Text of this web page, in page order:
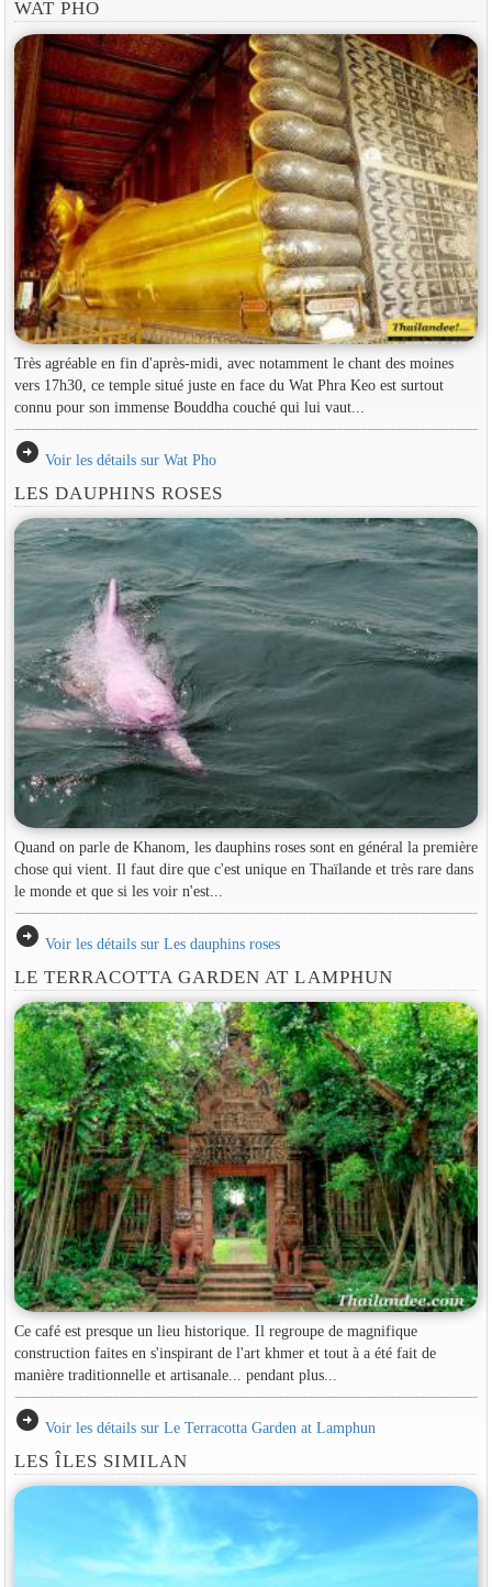
WAT PHO
Très agréable en fin d'après-midi, avec notamment le chant des moines
vers 17h30, ce temple situé juste en face du Wat Phra Keo est surtout
connu pour son immense Bouddha couché qui lui vaut...
arrow_circle_right Voir les détails sur Wat Pho
LES DAUPHINS ROSES
Quand on parle de Khanom, les dauphins roses sont en général la première
chose qui vient. Il faut dire que c'est unique en Thaïlande et très rare dans
le monde et que si les voir n'est...
arrow_circle_right Voir les détails sur Les dauphins roses
LE TERRACOTTA GARDEN AT LAMPHUN
Ce café est presque un lieu historique. Il regroupe de magnifique
construction faites en s'inspirant de l'art khmer et tout à a été fait de
manière traditionnelle et artisanale... pendant plus...
arrow_circle_right Voir les détails sur Le Terracotta Garden at Lamphun
LES ÎLES SIMILAN